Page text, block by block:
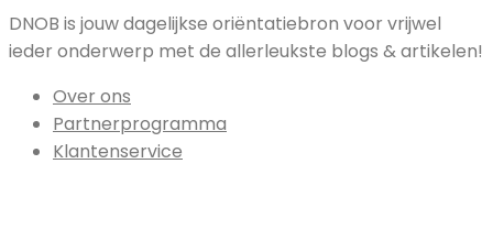
DNOB is jouw dagelijkse oriëntatiebron voor vrijwel
ieder onderwerp met de allerleukste blogs & artikelen!
Over ons
Partnerprogramma
Klantenservice